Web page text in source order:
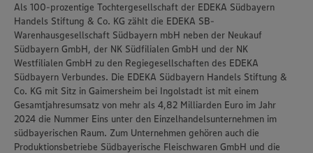
Als 100-prozentige Tochtergesellschaft der EDEKA Südbayern
Handels Stiftung & Co. KG zählt die EDEKA SB-
Warenhausgesellschaft Südbayern mbH neben der Neukauf
Südbayern GmbH, der NK Südfilialen GmbH und der NK
Westfilialen GmbH zu den Regiegesellschaften des EDEKA
Südbayern Verbundes. Die EDEKA Südbayern Handels Stiftung &
Co. KG mit Sitz in Gaimersheim bei Ingolstadt ist mit einem
Gesamtjahresumsatz von mehr als 4,82 Milliarden Euro im Jahr
2024 die Nummer Eins unter den Einzelhandelsunternehmen im
südbayerischen Raum. Zum Unternehmen gehören auch die
Produktionsbetriebe Südbayerische Fleischwaren GmbH und die